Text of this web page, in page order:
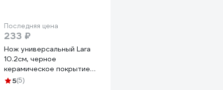
Последняя цена
233 ₽
Нож универсальный Lara
10.2см, черное
керамическое покрытие
Black Ceramic полный
5(5)